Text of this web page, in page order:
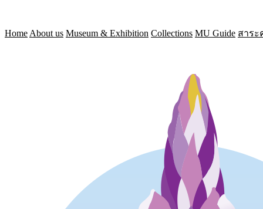
Home About us Museum & Exhibition Collections MU Guide สาระ